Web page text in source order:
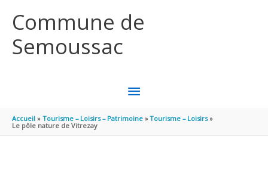
Commune de
Semoussac
MENU
PRINCIPAL
Accueil Tourisme – Loisirs – Patrimoine
Tourisme – Loisirs
Le pôle nature de Vitrezay